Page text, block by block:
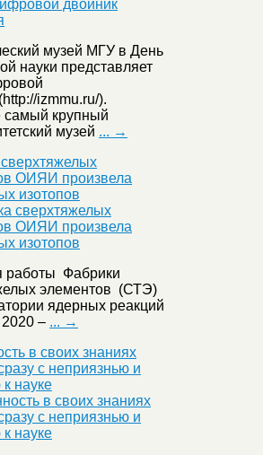
музей МГУ в День
науки представляет
izmmu.ru/).
самый крупный
музей ... →
ОИЯИ произвела
изотопов
работы Фабрики
элементов (СТЭ)
ядерных реакций
– ... →
в своих знаниях
с неприязнью и
науке